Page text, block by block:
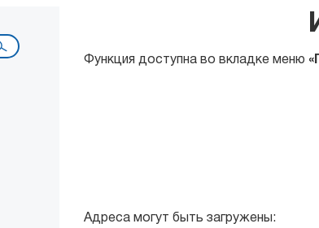
Функция доступна во вкладке меню
Адреса могут быть загружены: